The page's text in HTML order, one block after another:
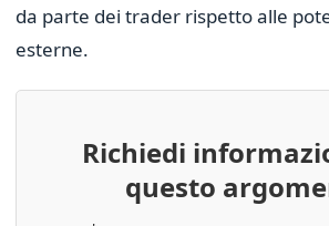
da parte dei trader rispetto alle
esterne.
Richiedi
questo